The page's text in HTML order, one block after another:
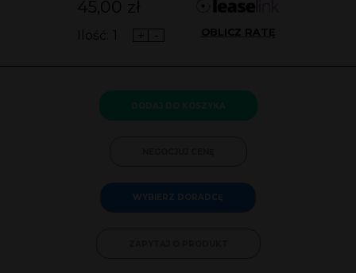
45,00 zł
Ilość: + OBLICZ RATĘ
DODAJ DO KOSZYKA
WYBIERZ DORADCĘ